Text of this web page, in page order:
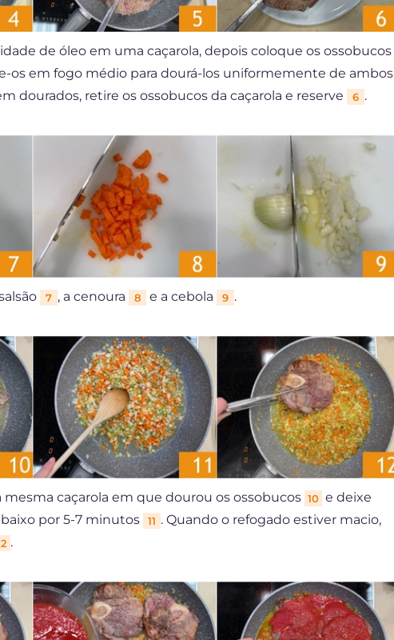
de óleo em uma caçarola, depois coloque os ossobucos
os em fogo médio para dourá-los uniformemente de ambos
dourados, retire os ossobucos da caçarola e reserve 6 .
7 , a cenoura 8 e a cebola 9 .
caçarola em que dourou os ossobucos 10 e deixe
por 5-7 minutos
11 . Quando o refogado estiver macio,
.